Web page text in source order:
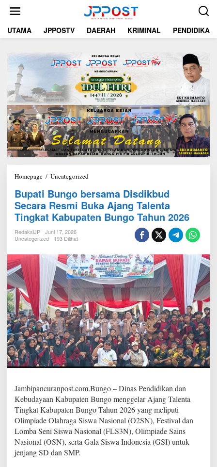
t
UTAMA JPPOSTV DAERAH KRIMINAL PENDIDIKAN
Homepage / Uncategorized
p
a
t
i
g
o
b
e
r
s
a
m
a
D
i
s
d
i
b
d
S
e
c
a
r
Bupati Bungo bersama Disdikbud
Secara Resmi Buka Ajang Talenta
Tingkat Kabupaten Bungo Tahun 2026
RedaksiJP
Juni 17, 2026
Uncategorized
193 Dilihat
Jambipancuranpost.com.Bungo – Dinas Pendidikan dan
Kebudayaan Kabupaten Bungo menggelar Ajang Talenta
Tingkat Kabupaten Bungo Tahun 2026 yang meliputi
Olimpiade Olahraga Siswa Nasional (O2SN), Festival dan
Lomba Seni Siswa Nasional (FLS3N), Olimpiade Sains
Nasional (OSN), serta Gala Siswa Indonesia (GSI) untuk
jenjang SD dan SMP.